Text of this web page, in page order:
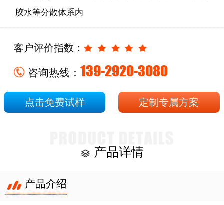
胶水等分散体系内
客户评价指数：
咨询热线： 139-2920-3080
点击免费试样 定制专属方案
产品详情
产品介绍